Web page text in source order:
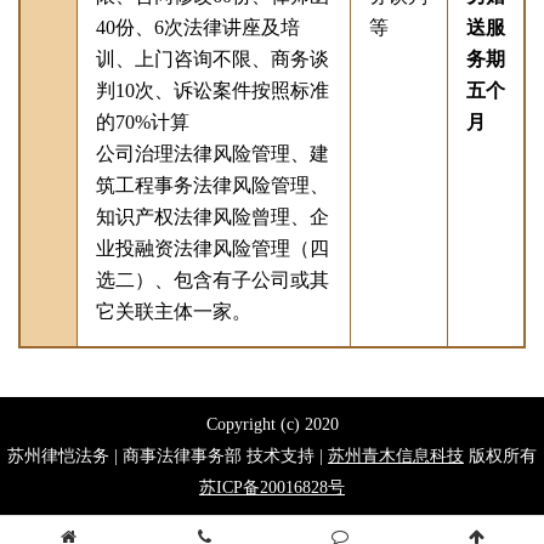
40份、6次法律讲座及培
训、上门咨询不限、商务谈
判10次、诉讼案件按照标准
的70%计算
公司治理法律风险管理、建
筑工程事务法律风险管理、
知识产权法律风险曾理、企
业投融资法律风险管理（四
选二）、包含有子公司或其
它关联主体一家。
等
送服
务期
五个
月
Copyright (c) 2020
苏州律恺法务 | 商事法律事务部 技术支持 | 苏州青木信息科技 版权所有
苏ICP备20016828号